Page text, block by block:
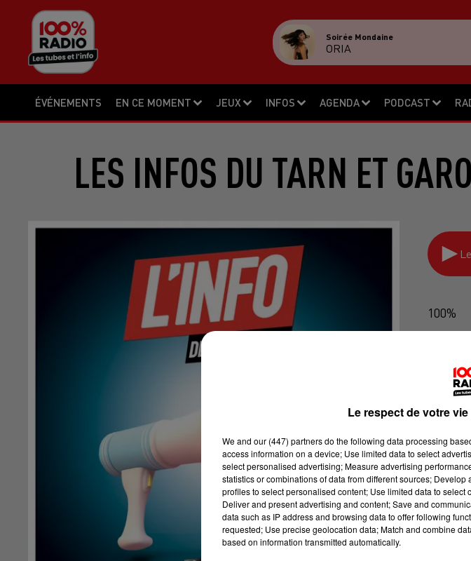
ÉVÉNEMENTS EN CE MOMENT JEUX INFOS AGENDA PODCAST
Soirée Mondaine
ORIA
LES INFOS DU TARN ET
100%
Le respect de votre
We and our (447) partnersdo the following data processing
access information on a device; Use limited data to select
select personalised advertising; Measure advertising
statistics or combinations of data from different sources;
profiles to select personalised content; Use limited data to
Deliver and present advertising and content; Save and
data such as IP address and browsing data to offer following
requested; Use precise geolocation data; Match and combine
based on information transmitted automatically.